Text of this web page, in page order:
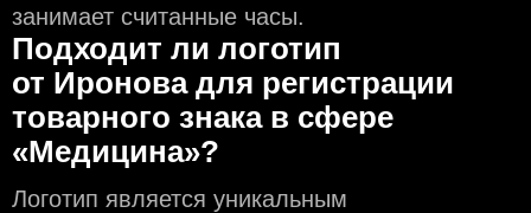
занимает считанные часы.
Подходит ли логотип
от Иронова для регистрации
товарного знака в сфере
«Медицина»?
Логотип является уникальным